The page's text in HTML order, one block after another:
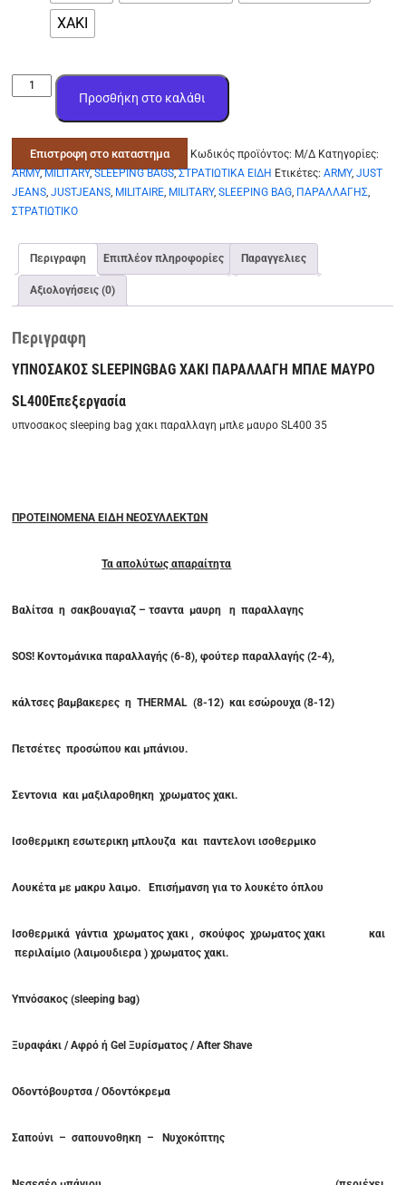
ΧΑΚΙ
υπνοσακος
χακι
παραλλαγη
μπλε
μαυρο
SL400
ποσότητα
Προσθήκη στο καλάθι
Επιστροφη στο καταστημα Κωδικός προϊόντος: Μ/Δ Κατηγορίες:
ARMY,MILITARY,SLEEPING BAGS,ΣΤΡΑΤΙΩΤΙΚΑ ΕΙΔΗ Ετικέτες:ARMY,JUST
JEANS,JUSTJEANS, MILITAIRE, MILITARY,SLEEPING BAG, ΠΑΡΑΛΛΑΓΗΣ,
ΣΤΡΑΤΙΩΤΙΚΟ
Περιγραφη Επιπλέον πληροφορίες Παραγγελιες
Αξιολογήσεις (0)
Περιγραφη
ΥΠΝΟΣΑΚΟΣ SLEEPINGBAG ΧΑΚΙ ΠΑΡΑΛΛΑΓΗ ΜΠΛΕ ΜΑΥΡΟ
SL400Επεξεργασία
υπνοσακος sleeping bag χακι παραλλαγη μπλε μαυρο SL400 35
ΠΡΟΤΕΙΝΟΜΕΝΑ ΕΙΔΗ ΝΕΟΣΥΛΛΕΚΤΩΝ
Τα απολύτως απαραίτητα
Βαλίτσα η σακβουαγιαζ – τσαντα μαυρη η παραλλαγης
SOS! Κοντομάνικα παραλλαγής (6-8), φούτερ παραλλαγής (2-4),
κάλτσες βαμβακερες ηTHERMAL (8-12) και εσώρουχα (8-12)
Πετσέτες προσώπου και μπάνιου.
Σεντονια και μαξιλαροθηκη χρωματος χακι.
Ισοθερμικη εσωτερικη μπλουζα και παντελονι ισοθερμικο
Λουκέτα με μακρυ λαιμο. Επισήμανση για το λουκέτο όπλου
Ισοθερμικά γάντια χρωματος χακι , σκούφος χρωματος χακι και
περιλαίμιο (λαιμουδιερα ) χρωματος χακι.
Υπνόσακος (sleeping bag)
Ξυραφάκι / Αφρό ή Gel Ξυρίσματος / After Shave
Οδοντόβουρτσα / Οδοντόκρεμα
Σαπούνι – σαπουνοθηκη – Νυχοκόπτης